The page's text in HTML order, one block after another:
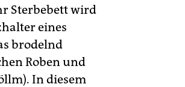
Sterbebett wird
eines
brodelnd
Roben und
In diesem